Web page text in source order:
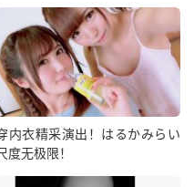
内衣精采演出！はるかみらい
度无极限！